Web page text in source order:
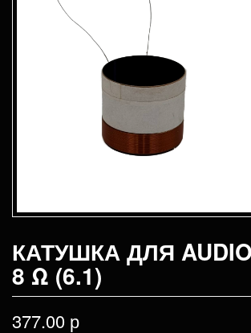
КАТУШКА ДЛЯ
8 Ω (6.1)
377.00 р